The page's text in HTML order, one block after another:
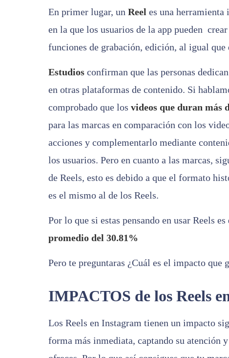
En primer lugar, un Reel es una
en la que los usuarios de la app pueden
funciones de grabación, edición, al igual
Estudios confirman que las personas
en otras plataformas de contenido. Si
comprobado que los videos que duran más
para las marcas en comparación con los
acciones y complementarlo mediante
los usuarios. Pero en cuanto a las marcas,
de Reels, esto es debido a que el formato
es el mismo al de los Reels.
Por lo que si estas pensando en usar Reels
promedio del 30.81%
Pero te preguntaras ¿Cuál es el impacto que
IMPACTOS de los Reels
Los Reels en Instagram tienen un impacto
forma más inmediata, captando su atención